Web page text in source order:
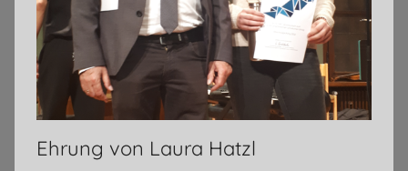
Ehrung von Laura Hatzl